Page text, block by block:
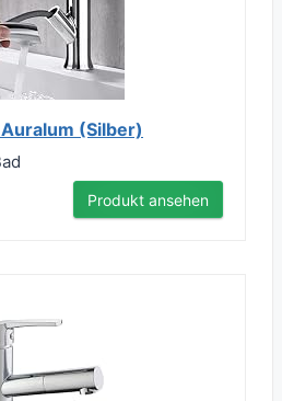
(Silber)
Produkt ansehen